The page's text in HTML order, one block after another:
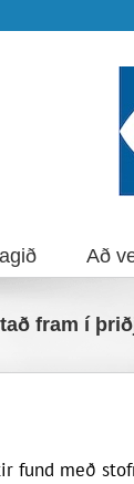
Að
fram í
fund með